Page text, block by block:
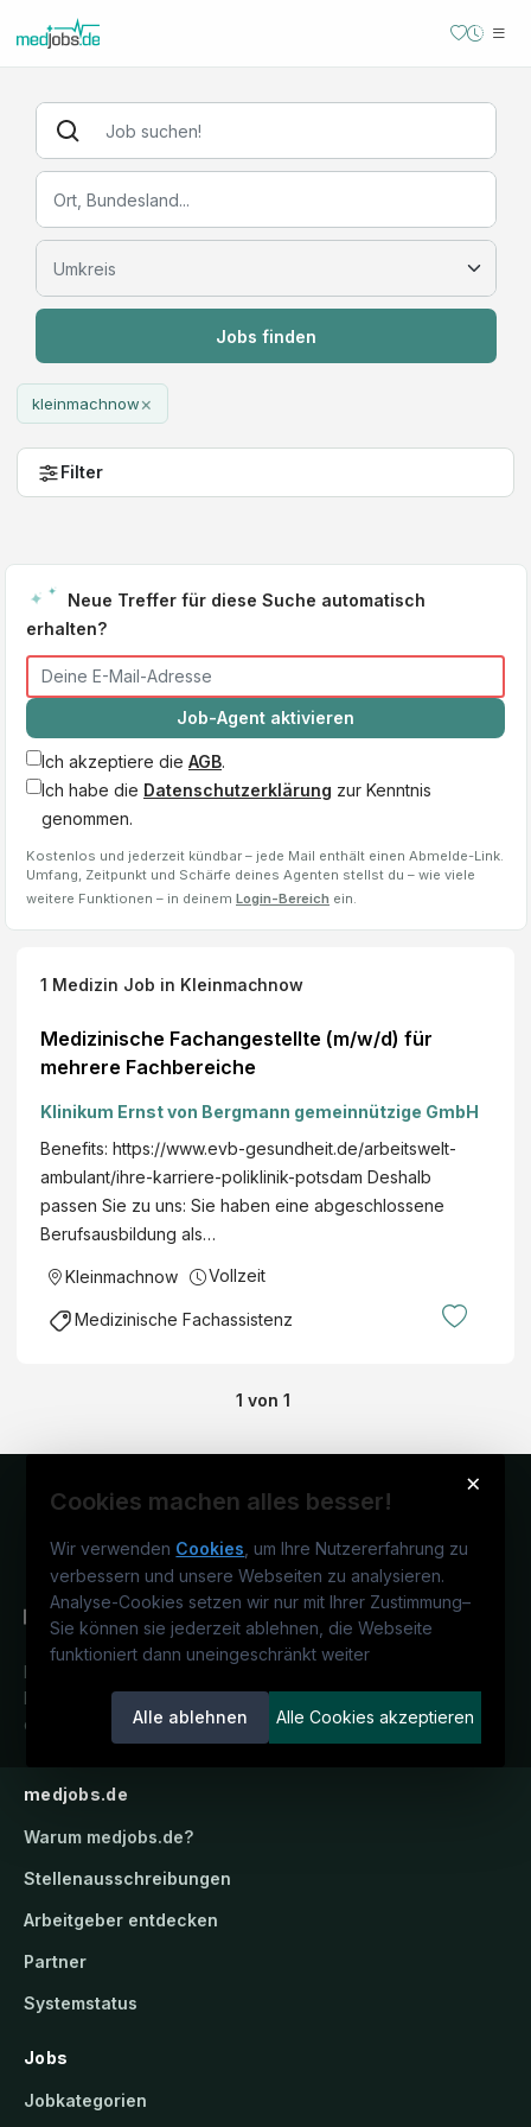
Jobs finden
kleinmachnow×
Filter
Neue Treffer für diese Suche automatisch
erhalten?
Job-Agent aktivieren
Ich akzeptiere die AGB.
Ich habe die Datenschutzerklärung zur Kenntnis
genommen.
Kostenlos und jederzeit kündbar – jede Mail enthält einen Abmelde-Link.
Umfang, Zeitpunkt und Schärfe deines Agenten stellst du – wie viele
weitere Funktionen – in deinem Login-Bereich ein.
1 Medizin Job in Kleinmachnow
Medizinische Fachangestellte (m/w/d) für
mehrere Fachbereiche
Klinikum Ernst von Bergmann gemeinnützige GmbH
Benefits: https://www.evb-gesundheit.de/arbeitswelt-
ambulant/ihre-karriere-poliklinik-potsdam Deshalb
passen Sie zu uns: Sie haben eine abgeschlossene
Berufsausbildung als…
Kleinmachnow Vollzeit
Medizinische Fachassistenz
1 von 1
×
Cookies machen alles besser!
Wir verwenden Cookies, um Ihre Nutzererfahrung zu
verbessern und unsere Webseiten zu analysieren.
Analyse-Cookies setzen wir nur mit Ihrer Zustimmung–
Sie können sie jederzeit ablehnen, die Webseite
funktioniert dann uneingeschränkt weiter
Alle ablehnen Alle Cookies akzeptieren
Deutschlands medizinisches
Karriereportal.Ein Service der
candidatis GmbH.
medjobs.de
Warum medjobs.de?
Stellenausschreibungen
Arbeitgeber entdecken
Partner
Systemstatus
Jobs
Jobkategorien